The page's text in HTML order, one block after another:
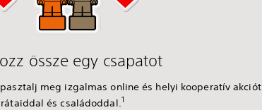
össze egy csapatot
meg izgalmas online és helyi kooperatív akciót
és családoddal. 1